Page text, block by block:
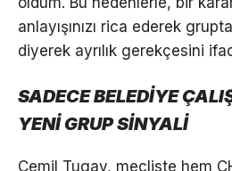
anlayışınızı rica ederek
diyerek ayrılık gerekçesini
SADECE BELEDİYE
YENİ GRUP SİNYALİ
Cemil Tugay, mecliste hem